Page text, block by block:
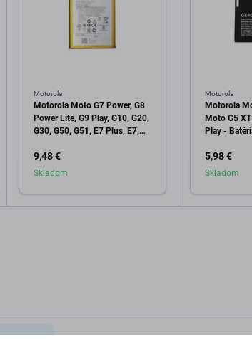
Motorola
Motorola Moto G7 Power, G8
Power Lite, G9 Play, G10, G20,
G30, G50, G51, E7 Plus, E7,
JK50 5000mAh
9,48 €
Skladom
Motorola
Motorola
Moto G5
Play -
5,98 €
Skladom